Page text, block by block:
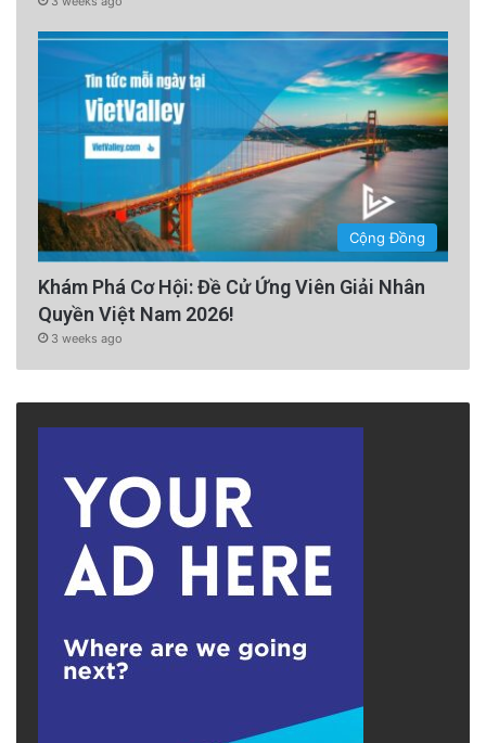
Cộng Đồng
Khám Phá Cơ Hội: Đề Cử Ứng Viên Giải Nhân
Quyền Việt Nam 2026!
3 weeks ago